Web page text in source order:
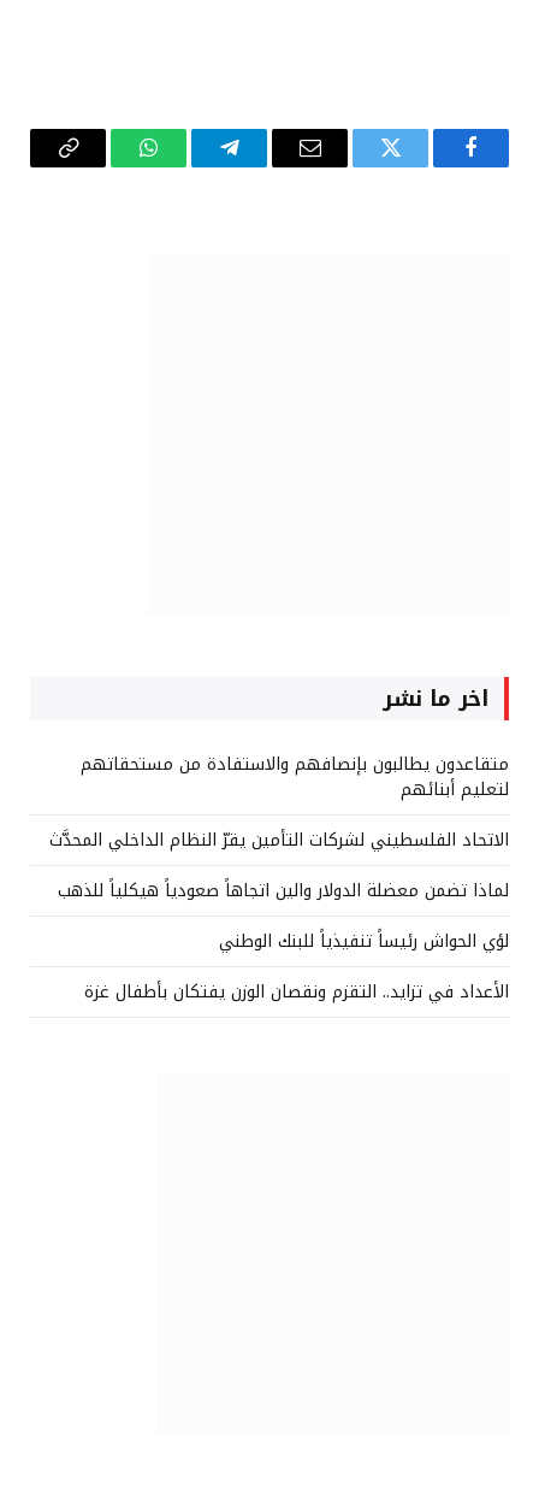
فيسبوك تويتر
البريد
تيلقرام واتساب Copy
اخر ما نشر
متقاعدون يطالبون بإنصافهم والاستفادة من مستحقاتهم
لتعليم أبنائهم
الاتحاد الفلسطيني لشركات التأمين يقرّ النظام الداخلي المحدَّث
لماذا تضمن معضلة الدولار والين اتجاهاً صعودياً هيكلياً للذهب
لؤي الحواش رئيساً تنفيذياً للبنك الوطني
الأعداد في تزايد.. التقزم ونقصان الوزن يفتكان بأطفال غزة